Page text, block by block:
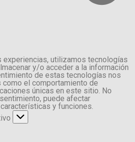
experiencias, utilizamos tecnologías
y/o acceder a la información
de estas tecnologías nos
el comportamiento de
únicas en este sitio. No
puede afectar
y funciones.